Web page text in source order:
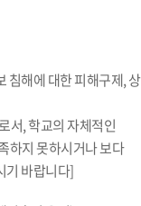
침해에 대한 피해구제,
서, 학교의 자체적인
하지 못하시거나 보다
기 바랍니다]